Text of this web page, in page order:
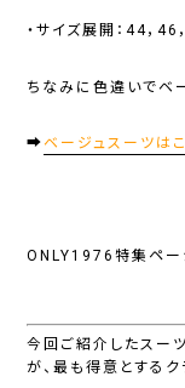
・サイズ展開：44，46
ちなみに色違いでベ
➡ベージュスーツは
ONLY1976特集ペー
今回ご紹介したスー
が、最も得意とする